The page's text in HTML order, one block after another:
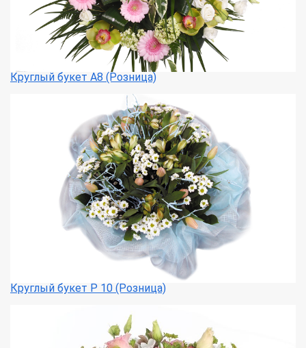
Круглый букет А8 (Розница)
Круглый букет Р 10 (Розница)